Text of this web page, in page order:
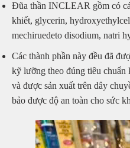
Đũa thần INCLEAR gồm có
khiết, glycerin,
mechiruedeto disodium, natri
Các thành phần này đều đã
kỹ lưỡng theo đúng tiêu chuẩn
và được sản xuất trên dây
bảo được độ an toàn cho sức